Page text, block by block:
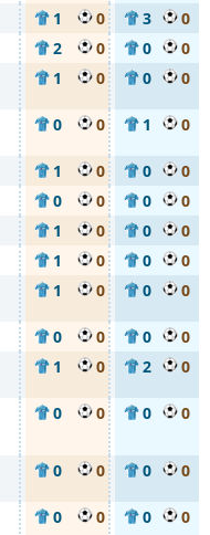
1 0 3 0
2 0 0 0
1 0 0 0
0 0 1 0
1 0 0 0
0 0 0 0
1 0 0 0
1 0 0 0
1 0 0 0
0 0 0 0
1 0 2 0
0 0 0 0
0 0 0 0
0 0 0 0